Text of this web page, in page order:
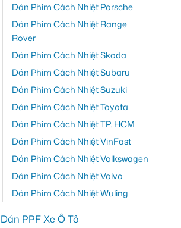
Dán Phim Cách Nhiệt Porsche
Dán Phim Cách Nhiệt Range
Rover
Dán Phim Cách Nhiệt Skoda
Dán Phim Cách Nhiệt Subaru
Dán Phim Cách Nhiệt Suzuki
Dán Phim Cách Nhiệt Toyota
Dán Phim Cách Nhiệt TP. HCM
Dán Phim Cách Nhiệt VinFast
Dán Phim Cách Nhiệt Volkswagen
Dán Phim Cách Nhiệt Volvo
Dán Phim Cách Nhiệt Wuling
Dán PPF Xe Ô Tô